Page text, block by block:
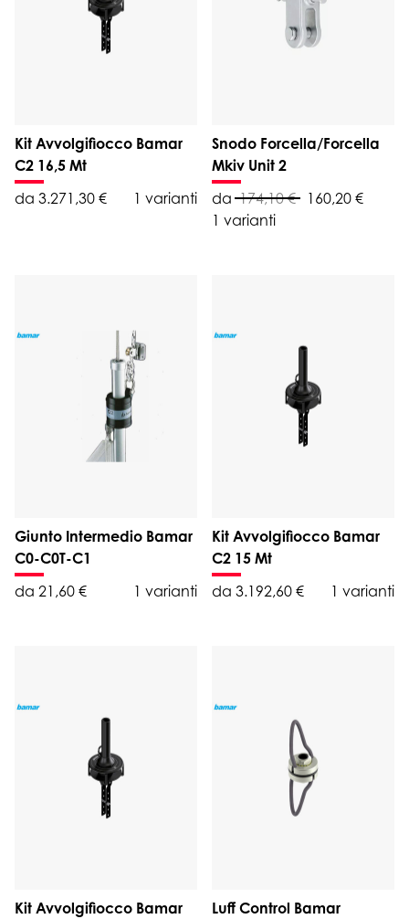
Kit Avvolgifiocco Bamar
C2 16,5 Mt
da 3.271,30 €
1 varianti
Snodo Forcella/Forcella
Mkiv Unit 2
da 174,10 €
160,20 €
1 varianti
Giunto Intermedio Bamar
C0-C0T-C1
da 21,60 €
1 varianti
Kit Avvolgifiocco Bamar
C2 15 Mt
da 3.192,60 €
1 varianti
Kit Avvolgifiocco Bamar
Luff Control Bamar